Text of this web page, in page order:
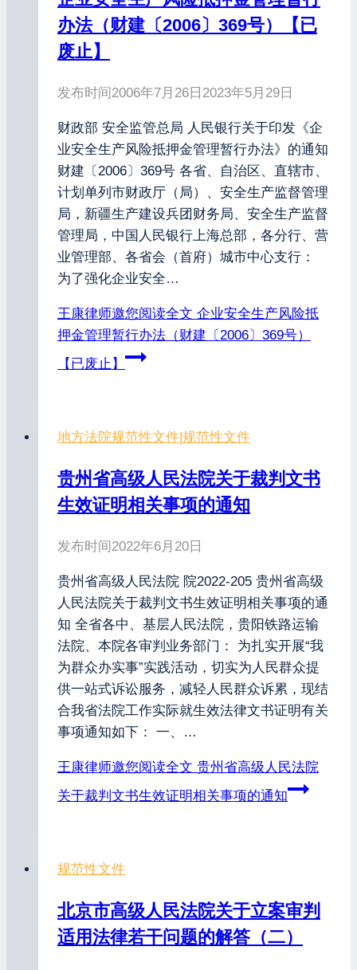
办法（财建〔2006〕369号）【已
废止】
发布时间2006年7月26日 2023年5月29日
财政部 安全监管总局 人民银行关于印发《企
业安全生产风险抵押金管理暂行办法》的通知
财建〔2006〕369号 各省、自治区、直辖市、
计划单列市财政厅（局）、安全生产监督管理
局，新疆生产建设兵团财务局、安全生产监督
管理局，中国人民银行上海总部，各分行、营
业管理部、各省会（首府）城市中心支行：
为了强化企业安全…
王康律师邀您阅读全文 企业安全生产风险抵
押金管理暂行办法（财建〔2006〕369号）
【已废止】
地方法院规范性文件|规范性文件
贵州省高级人民法院关于裁判文书
生效证明相关事项的通知
发布时间2022年6月20日
贵州省高级人民法院 院2022-205 贵州省高级
人民法院关于裁判文书生效证明相关事项的通
知 全省各中、基层人民法院，贵阳铁路运输
法院、本院各审判业务部门： 为扎实开展“我
为群众办实事”实践活动，切实为人民群众提
供一站式诉讼服务，减轻人民群众诉累，现结
合我省法院工作实际就生效法律文书证明有关
事项通知如下： 一、…
王康律师邀您阅读全文 贵州省高级人民法院
关于裁判文书生效证明相关事项的通知
规范性文件
北京市高级人民法院关于立案审判
适用法律若干问题的解答（二）